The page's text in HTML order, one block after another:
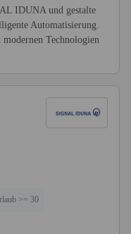
IDUNA und gestalte
Automatisierung.
Technologien
>= 30